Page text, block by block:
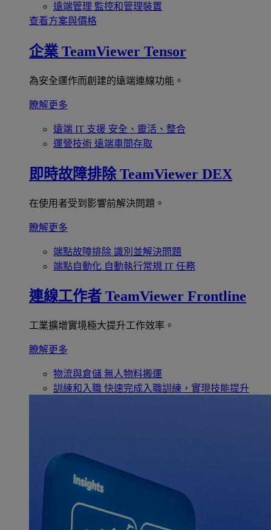
遠端管理 監控和管理裝置
查看方案與價格
企業 TeamViewer Tensor
為安全運作而創建的遠端連線功能。
瞭解更多
遠端 IT 支援 安全、靈活、整合
運營技術 遠端車間存取
即時故障排除 TeamViewer DEX
在使用者受到影響前解決問題。
瞭解更多
端點故障排除 識別並解決問題
端點自動化 自動執行常規 IT 任務
連線工作者 TeamViewer Frontline
工業擴增實境極大提升工作效率。
瞭解更多
物流與倉儲 無人物料搬運
訓練和入職 快速完成入職訓練，實現技能提升